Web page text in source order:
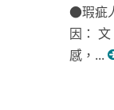
●瑕疵
因：
感，...